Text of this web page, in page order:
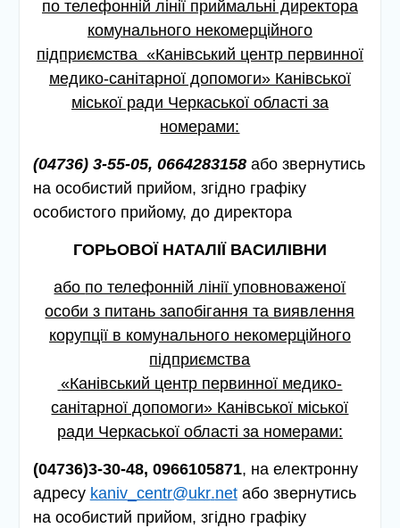
по телефонній лінії приймальні директора
комунального некомерційного
підприємства «Канівський центр первинної
медико-санітарної допомоги» Канівської
міської ради Черкаської області за
номерами:
(04736) 3-55-05, 0664283158 або звернутись
на особистий прийом, згідно графіку
особистого прийому, до директора
ГОРЬОВОЇ НАТАЛІЇ ВАСИЛІВНИ
або по телефонній лінії уповноваженої
особи з питань запобігання та виявлення
корупції в комунального некомерційного
підприємства
«Канівський центр первинної медико-
санітарної допомоги» Канівської міської
ради Черкаської області за номерами:
(04736)3-30-48, 0966105871, на електронну
адресу kaniv_ centr@ukr.netабо звернутись
на особистий прийом, згідно графіку